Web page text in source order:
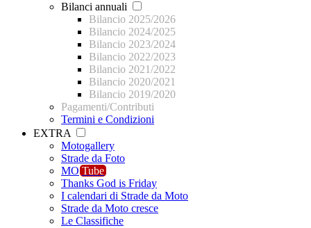
Bilanci annuali
Bilancio 2025/2026
Bilancio 2024/2025
Bilancio 2023/2024
Bilancio 2022/2023
Bilancio 2021/2022
Bilancio 2020/2021
Bilancio 2019/2020
Pagamenti/Contributi
Termini e Condizioni
EXTRA
Motogallery
Strade da Foto
MO Tube
Thanks God is Friday
I calendari di Strade da Moto
Strade da Moto cresce
Le Classifiche